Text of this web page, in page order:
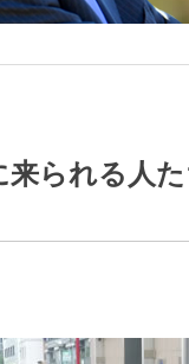
来られる人